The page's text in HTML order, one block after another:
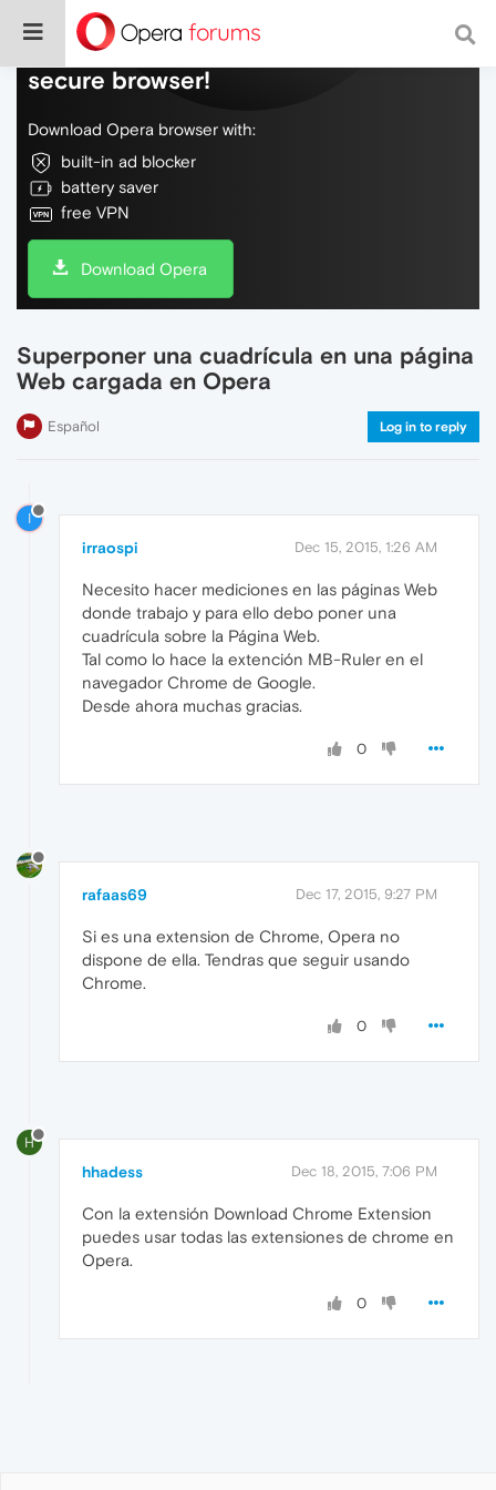
Do more on the web, with a fast and
secure browser!
Download Opera browser with:
built-in ad blocker
battery saver
free VPN
Download Opera
Superponer una cuadrícula en una página
Web cargada en Opera
Español Log in to reply
I
irraospi Dec 15, 2015, 1:26 AM
Necesito hacer mediciones en las páginas Web
donde trabajo y para ello debo poner una
cuadrícula sobre la Página Web.
Tal como lo hace la extención MB-Ruler en el
navegador Chrome de Google.
Desde ahora muchas gracias.
0
rafaas69 Dec 17, 2015, 9:27 PM
Si es una extension de Chrome, Opera no
dispone de ella. Tendras que seguir usando
Chrome.
0
H
hhadess Dec 18, 2015, 7:06 PM
Con la extensión Download Chrome Extension
puedes usar todas las extensiones de chrome en
Opera.
0